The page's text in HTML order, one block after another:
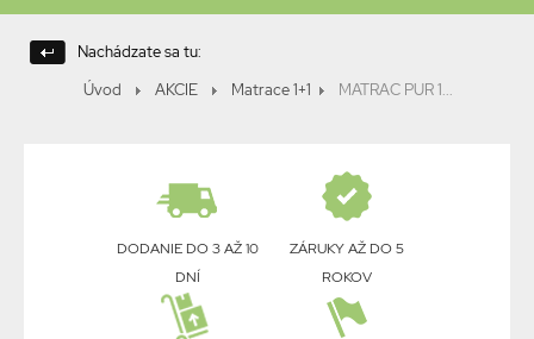
Nachádzate sa tu:
Úvod
AKCIE Matrace 1+1 MATRAC PUR 1...
DODANIE DO 3 AŽ 10
DNÍ
ZÁRUKY AŽ DO 5
ROKOV